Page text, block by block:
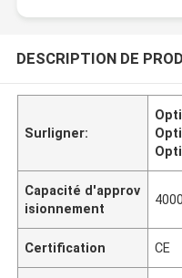
DESCRIPTION DE
Surligner:
Capacité d'approv
isionnement
Certification CE